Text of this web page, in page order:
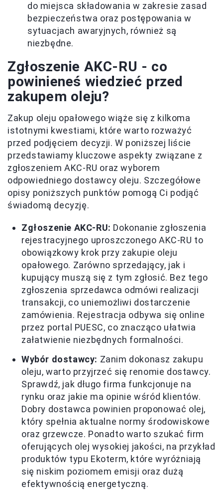
do miejsca składowania w zakresie zasad
bezpieczeństwa oraz postępowania w
sytuacjach awaryjnych, również są
niezbędne.
Zgłoszenie AKC-RU - co
powinieneś wiedzieć przed
zakupem oleju?
Zakup oleju opałowego wiąże się z kilkoma
istotnymi kwestiami, które warto rozważyć
przed podjęciem decyzji. W poniższej liście
przedstawiamy kluczowe aspekty związane z
zgłoszeniem AKC-RU oraz wyborem
odpowiedniego dostawcy oleju. Szczegółowe
opisy poniższych punktów pomogą Ci podjąć
świadomą decyzję.
Zgłoszenie AKC-RU: Dokonanie zgłoszenia
rejestracyjnego uproszczonego AKC-RU to
obowiązkowy krok przy zakupie oleju
opałowego. Zarówno sprzedający, jak i
kupujący muszą się z tym zgłosić. Bez tego
zgłoszenia sprzedawca odmówi realizacji
transakcji, co uniemożliwi dostarczenie
zamówienia. Rejestracja odbywa się online
przez portal PUESC, co znacząco ułatwia
załatwienie niezbędnych formalności.
Wybór dostawcy: Zanim dokonasz zakupu
oleju, warto przyjrzeć się renomie dostawcy.
Sprawdź, jak długo firma funkcjonuje na
rynku oraz jakie ma opinie wśród klientów.
Dobry dostawca powinien proponować olej,
który spełnia aktualne normy środowiskowe
oraz grzewcze. Ponadto warto szukać firm
oferujących olej wysokiej jakości, na przykład
produktów typu Ekoterm, które wyróżniają
się niskim poziomem emisji oraz dużą
efektywnością energetyczną.